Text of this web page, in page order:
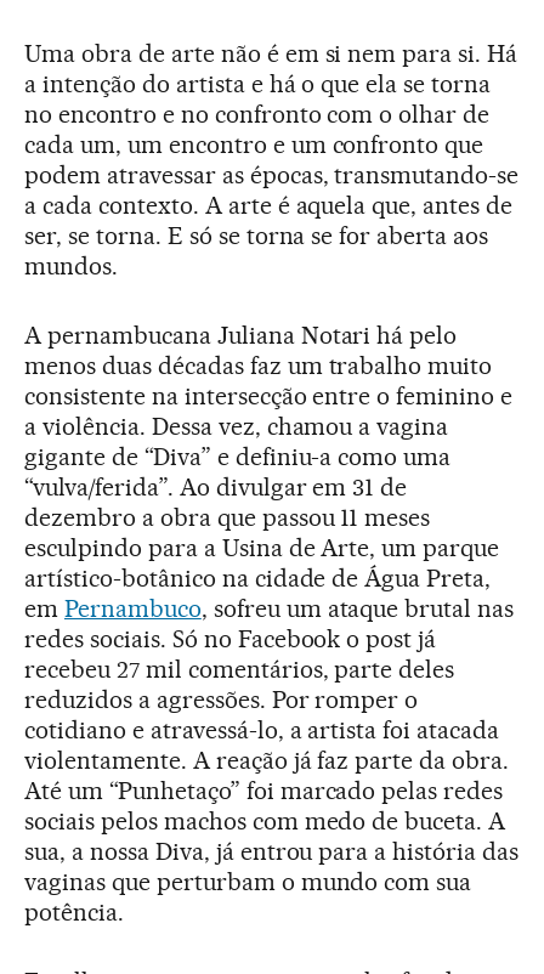
Uma obra de arte não é em si nem para si. Há
a intenção do artista e há o que ela se torna
no encontro e no confronto com o olhar de
cada um, um encontro e um confronto que
podem atravessar as épocas, transmutando-se
a cada contexto. A arte é aquela que, antes de
ser, se torna. E só se torna se for aberta aos
mundos.
A pernambucana Juliana Notari há pelo
menos duas décadas faz um trabalho muito
consistente na intersecção entre o feminino e
a violência. Dessa vez, chamou a vagina
gigante de “Diva” e definiu-a como uma
“vulva/ferida”. Ao divulgar em 31 de
dezembro a obra que passou 11 meses
esculpindo para a Usina de Arte, um parque
artístico-botânico na cidade de Água Preta,
em Pernambuco, sofreu um ataque brutal nas
redes sociais. Só no Facebook o post já
recebeu 27 mil comentários, parte deles
reduzidos a agressões. Por romper o
cotidiano e atravessá-lo, a artista foi atacada
violentamente. A reação já faz parte da obra.
Até um “Punhetaço” foi marcado pelas redes
sociais pelos machos com medo de buceta. A
sua, a nossa Diva, já entrou para a história das
vaginas que perturbam o mundo com sua
potência.